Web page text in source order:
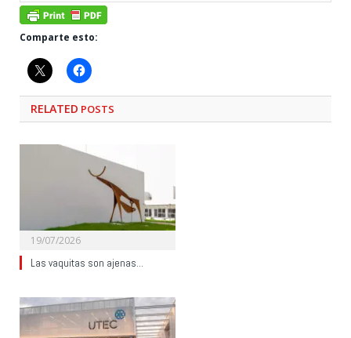
Comparte esto:
RELATED POSTS
19/07/2026
Las vaquitas son ajenas…